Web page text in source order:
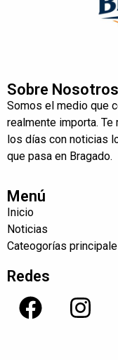
Sobre Nosotros
Somos el medio que
realmente importa.
los días con noticias
que pasa en Bragado.
Menú
Inicio
Noticias
Cateogorías
Redes